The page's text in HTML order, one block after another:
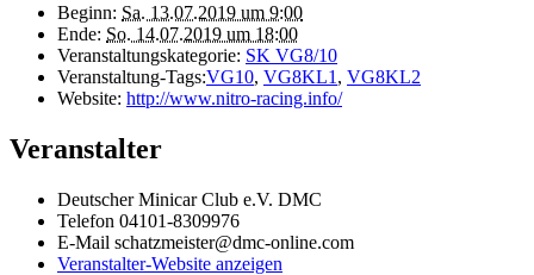
Beginn: Sa. 13.07.2019 um 9:00
Ende: So. 14.07.2019 um 18:00
Veranstaltungskategorie: SK VG8/10
Veranstaltung-Tags:VG10, VG8KL1 , VG8KL2
Website: http://www.nitro-racing.info/
Veranstalter
Deutscher Minicar Club e.V. DMC
Telefon 04101-8309976
E-Mail schatzmeister@dmc-online.com
Veranstalter-Website anzeigen